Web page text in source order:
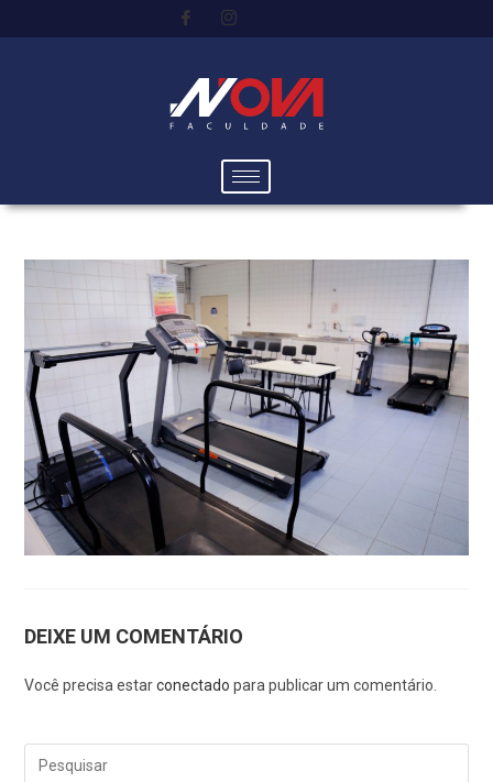
DEIXE UM COMENTÁRIO
Você precisa estarconectado para publicar um comentário.